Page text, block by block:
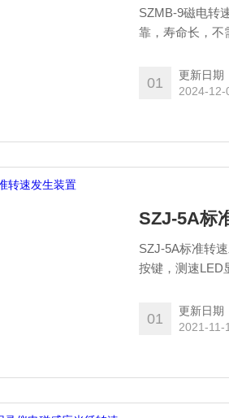
SZMB-9磁电转
靠，寿命长，不
01
更新日期
2024-12-
SZJ-5A标
SZJ-5A标准转
按键，测速LED
电缆连接，三
01
更新日期
2021-11-